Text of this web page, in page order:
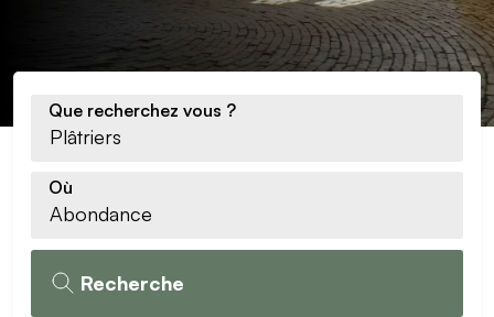
Que recherchez vous ?
Où
Recherche